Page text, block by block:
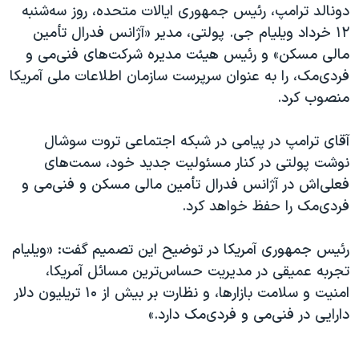
آرشیو پخش زنده
مجموعه مستندهای دادخواهی
تریبونال مردمی آبان ۹۸
دادگاه حمید نوری
چهل سال گروگان‌گیری
اعتراضات مردمی آبان ۹۸
اسرائیل در جنگ
نرگس محمدی برنده جایزه نوبل صلح
صفحه‌های ویژه
سفر پرزیدنت ترامپ به چین
دونالد ترامپ، رئیس جمهوری ایالات متحده، روز سه‌شنبه
۱۲ خرداد ویلیام جی. پولتی، مدیر «آژانس فدرال تأمین
مالی مسکن» و رئیس هیئت مدیره شرکت‌های فنی‌می و
فردی‌مک، را به عنوان سرپرست سازمان اطلاعات ملی آمریکا
منصوب کرد.
آقای ترامپ در پیامی در شبکه اجتماعی تروت سوشال
نوشت پولتی در کنار مسئولیت جدید خود، سمت‌های
فعلی‌اش در آژانس فدرال تأمین مالی مسکن و فنی‌می و
فردی‌مک را حفظ خواهد کرد.
رئیس جمهوری آمریکا در توضیح این تصمیم گفت: «ویلیام
تجربه عمیقی در مدیریت حساس‌ترین مسائل آمریکا،
امنیت و سلامت بازارها، و نظارت بر بیش از ۱۰ تریلیون دلار
دارایی در فنی‌می و فردی‌مک دارد.»